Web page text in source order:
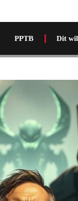
PPTB Dit